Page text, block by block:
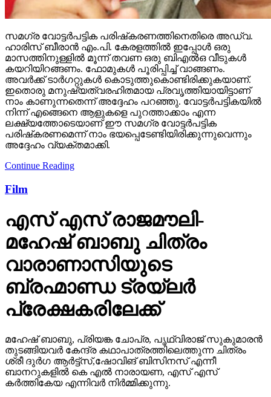
സമഗ്ര വോട്ടര്‍പട്ടിക പരിഷ്‌കരണത്തിനെതിരെ അഡ്വ.
ഹാരിസ് ബീരാന്‍ എം.പി. കേരളത്തില്‍ ഇപ്പോള്‍ ഒരു
മാസത്തിനുള്ളില്‍ മൂന്ന് തവണ ഒരു ബിഎല്‍ഒ വീടുകള്‍
കയറിയിറങ്ങണം. ഫോമുകള്‍ പൂരിപ്പിച്ച് വാങ്ങണം.
അവര്‍ക്ക് ടാര്‍ഗറ്റുകള്‍ കൊടുത്തുകൊണ്ടിരിക്കുകയാണ്.
ഇതൊരു മനുഷ്യത്വരഹിതമായ പ്രവൃത്തിയായിട്ടാണ്
നാം കാണുന്നതെന്ന് അദ്ദേഹം പറഞ്ഞു. വോട്ടര്‍പട്ടികയില്‍
നിന്ന് എങ്ങെനെ ആളുകളെ പുറത്താക്കാം എന്ന
ലക്ഷ്യത്തോടെയാണ് ഈ സമഗ്ര വോട്ടര്‍പട്ടിക
പരിഷ്‌കരണമെന്ന് നാം ഭയപ്പെടേണ്ടിയിരിക്കുന്നുവെന്നും
അദ്ദേഹം വ്യക്തമാക്കി.
Continue Reading
Film
എസ് എസ് രാജമൗലി-
മഹേഷ് ബാബു ചിത്രം
വാരാണാസിയുടെ
ബ്രഹ്മാണ്ഡ ട്രയ്ലർ
പ്രേക്ഷകരിലേക്ക്
മഹേഷ് ബാബു, പ്രിയങ്ക ചോപ്ര, പൃഥ്വിരാജ് സുകുമാരൻ
തുടങ്ങിയവർ കേന്ദ്ര കഥാപാത്രത്തിലെത്തുന്ന ചിത്രം
ശ്രീ ദുർഗ ആർട്ട്സ്,ഷോവിങ് ബിസിനസ് എന്നീ
ബാനറുകളിൽ കെ എൽ നാരായണ, എസ് എസ്
കർത്തികേയ എന്നിവർ നിർമ്മിക്കുന്നു.